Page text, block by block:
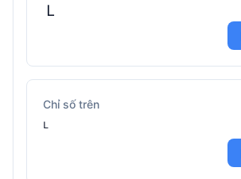
Ｌ
Chỉ số trên
ᴸ